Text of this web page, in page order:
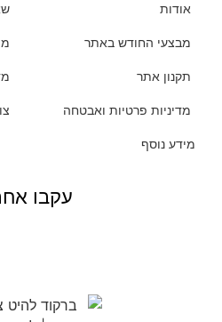
אודות
מבצעי החודש באתר
תקנון אתר
מדיניות פרטיות ואבטחה
מידע נוסף
עקבו